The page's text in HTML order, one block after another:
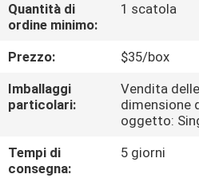
CONTROLLO
DELLA
QUALITÀ
CONTATTACI
Quantità di
ordine minimo:
1 scatola
Prezzo:
$35/box
Imballaggi
particolari:
Vendita
dimensione
oggetto:
Tempi di
consegna:
5 giorni